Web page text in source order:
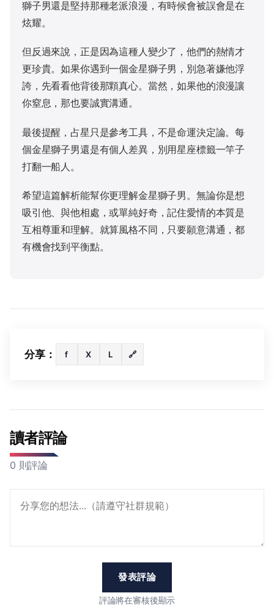
獅子男還是堅持那種老派浪漫，有時候會被誤會是在
炫耀。
但反過來說，正是因為這種人變少了，他們的熱情才
更珍貴。如果你遇到一個金星獅子男，別急著嫌他浮
誇，先看看他背後那顆真心。當然，如果他的浪漫讓
你窒息，那也要誠實溝通。
最後提醒，占星只是參考工具，不是命運決定論。每
個金星獅子男還是有個人差異，別用星座標籤一竿子
打翻一船人。
希望這篇解析能幫你更理解金星獅子男。無論你是想
吸引他、與他相處，或單純好奇，記住愛情的本質是
互相尊重和理解。就算風格不同，只要願意溝通，都
有機會找到平衡點。
分享： f X L 🔗
讀者評論
0 則評論
發表評論
評論將在審核後顯示